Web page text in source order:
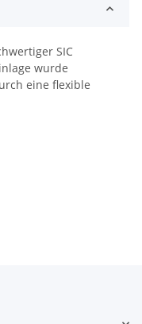
SIC
wurde
eine flexible